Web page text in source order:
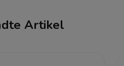
Artikel